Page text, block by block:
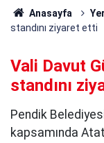
Anasayfa
standını ziyaret etti
Vali Davut
standını
Pendik
kapsamında